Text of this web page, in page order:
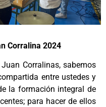
Corralina 2024
Corralinas, sabemos
entre ustedes y
la formación integral de
para hacer de ellos